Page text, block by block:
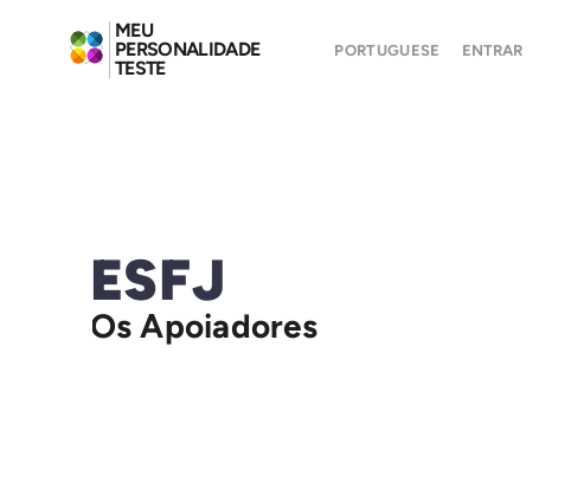
MEU
PERSONALIDADE
TESTE
PORTUGUESE ENTRAR
ESFJ
Os Apoiadores